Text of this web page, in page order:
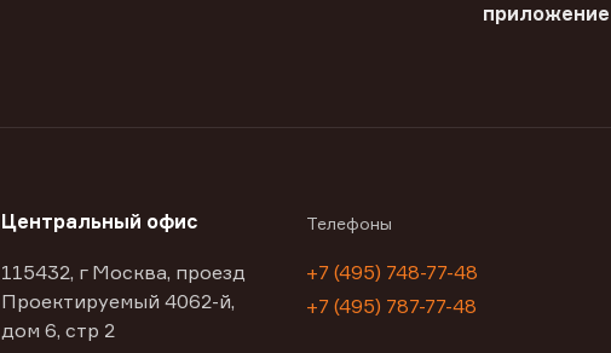
приложение
Центральный офис
115432, г Москва, проезд
Проектируемый 4062-й,
дом 6, стр 2
Телефоны
+7 (495) 748-77-48
+7 (495) 787-77-48